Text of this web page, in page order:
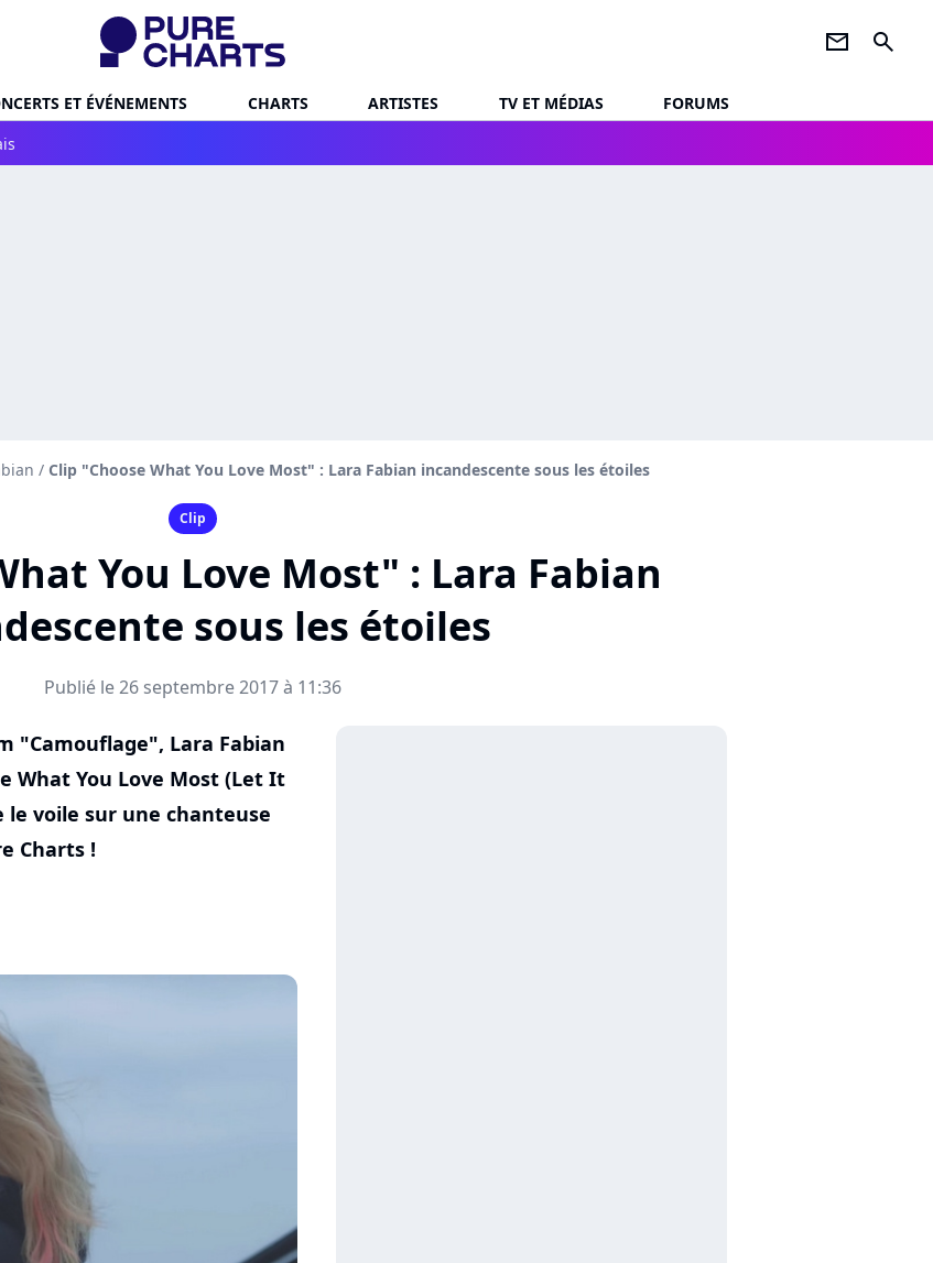
newsletter search
ET ÉVÉNEMENTS CHARTS ARTISTES TV ET MÉDIAS
FORUMS
/ Clip "Choose What You Love Most" : Lara Fabian incandescente sous les étoiles
Clip
You Love Most" : Lara Fabian
sous les étoiles
Publié le 26 septembre 2017 à 11:36
"Camouflage", Lara Fabian
What You Love Most (Let It
le voile sur une chanteuse
Charts !